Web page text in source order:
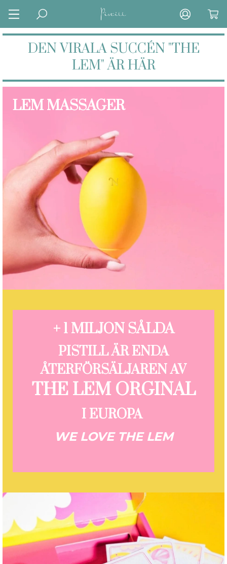
DEN VIRALA SUCCÉN "THE
LEM" ÄR HÄR
LEM MASSAGER
+ 1 MILJON SÅLDA
PISTILL ÄR ENDA
ÅTERFÖRSÄLJAREN AV
THE LEM ORGINAL
I EUROPA
WE LOVE THE LEM